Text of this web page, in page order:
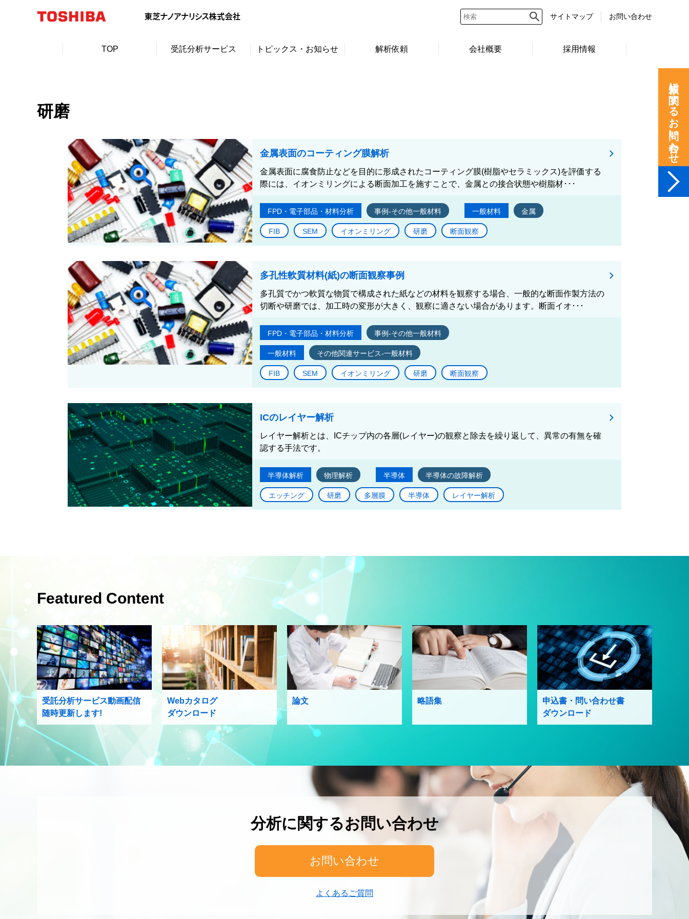
サイトマップ お問い合わせ
TOP 受託分析サービス トピックス・お知らせ 解析依頼 会社概要 採用情報
研磨
金属表面のコーティング膜解析
金属表面に腐食防止などを目的に形成されたコーティング膜(樹脂やセラミックス)を評価する
際には、イオンミリングによる断面加工を施すことで、金属との接合状態や樹脂材･･･
FPD・電子部品・材料分析 事例-その他一般材料 一般材料 金属
FIB SEM イオンミリング 研磨 断面観察
多孔性軟質材料(紙)の断面観察事例
多孔質でかつ軟質な物質で構成された紙などの材料を観察する場合、一般的な断面作製方法の
切断や研磨では、加工時の変形が大きく、観察に適さない場合があります。断面イオ･･･
FPD・電子部品・材料分析 事例-その他一般材料
一般材料 その他関連サービス-一般材料
FIB SEM イオンミリング 研磨 断面観察
ICのレイヤー解析
レイヤー解析とは、ICチップ内の各層(レイヤー)の観察と除去を繰り返して、異常の有無を確
認する手法です。
半導体解析 物理解析 半導体 半導体の故障解析
エッチング 研磨 多層膜 半導体 レイヤー解析
Featured Content
受託分析サービス動画配信
随時更新します!
Webカタログ
ダウンロード
論文 略語集
申込書・問い合わせ書
ダウンロード
分析に関するお問い合わせ
お問い合わせ
よくあるご質問
依頼に関するお問い合わせ